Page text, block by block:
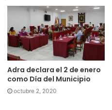
Adra declara el 2 de enero
como Día del Municipio
octubre 2, 2020